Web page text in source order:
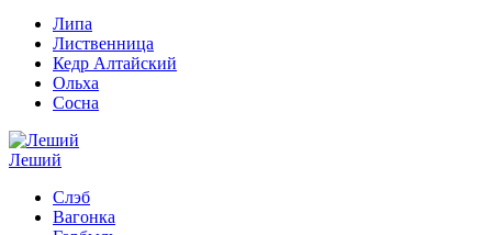
Липа
Лиственница
Кедр Алтайский
Ольха
Сосна
Леший
Слэб
Вагонка